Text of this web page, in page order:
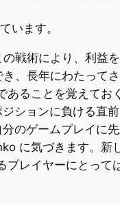
います。
の戦術により、利益
き、長年にわたって
ることを覚えてお
ションに負ける直
のゲームプレイに
に気づきます。新
レイヤーにとって